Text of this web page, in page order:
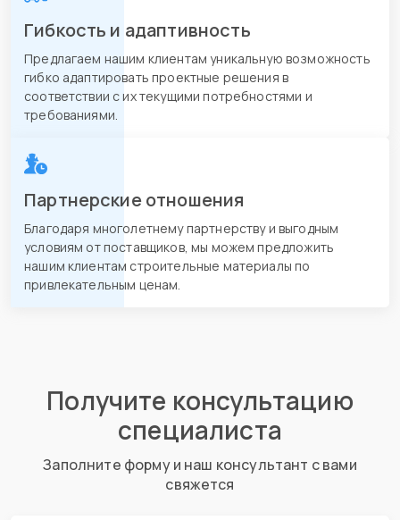
Гибкость и адаптивность
Предлагаем нашим клиентам уникальную возможность
гибко адаптировать проектные решения в
соответствии с их текущими потребностями и
требованиями.
Партнерские отношения
Благодаря многолетнему партнерству и выгодным
условиям от поставщиков, мы можем предложить
нашим клиентам строительные материалы по
привлекательным ценам.
Получите консультацию
специалиста
Заполните форму и наш консультант с вами
свяжется